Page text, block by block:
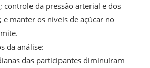
controle da pressão arterial e dos
e manter os níveis de açúcar no
da análise:
das participantes diminuíram